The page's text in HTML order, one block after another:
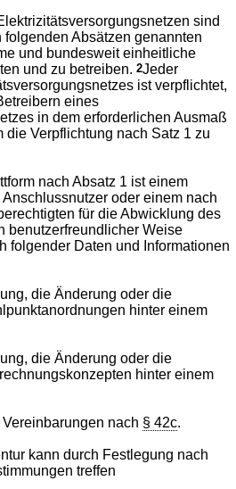
sind
Absätzen genannten
und bundesweit einheitliche
und zu betreiben.2Jeder
ist verpflichtet,
eines
in dem erforderlichen Ausmaß
die Verpflichtung nach Satz 1 zu
nach Absatz 1 ist einem
oder einem nach
für die Abwicklung des
benutzerfreundlicher Weise
folgender Daten und Informationen
die Änderung oder die
hinter einem
die Änderung oder die
hinter einem
nach § 42c.
kann durch Festlegung nach
treffen